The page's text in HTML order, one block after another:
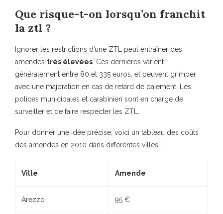
Que risque-t-on lorsqu’on franchit
la ztl ?
Ignorer les restrictions d’une ZTL peut entraîner des
amendes très élevées . Ces dernières varient
généralement entre 80 et 335 euros, et peuvent grimper
avec une majoration en cas de retard de paiement. Les
polices municipales et carabinieri sont en charge de
surveiller et de faire respecter les ZTL.
Pour donner une idée précise, voici un tableau des coûts
des amendes en 2010 dans différentes villes :
Ville Amende
Arezzo 95 €